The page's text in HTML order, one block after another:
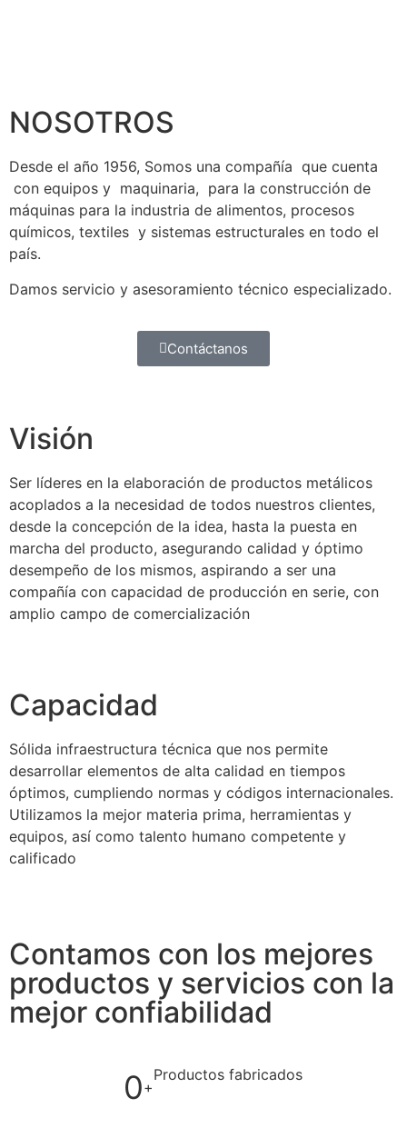
NOSOTROS
Desde el año 1956, Somos una compañía que cuenta
con equipos y maquinaria, para la construcción de
máquinas para la industria de alimentos, procesos
químicos, textiles y sistemas estructurales en todo el
país.
Damos servicio y asesoramiento técnico especializado.
Contáctanos
Visión
Ser líderes en la elaboración de productos metálicos
acoplados a la necesidad de todos nuestros clientes,
desde la concepción de la idea, hasta la puesta en
marcha del producto, asegurando calidad y óptimo
desempeño de los mismos, aspirando a ser una
compañía con capacidad de producción en serie, con
amplio campo de comercialización
Capacidad
Sólida infraestructura técnica que nos permite
desarrollar elementos de alta calidad en tiempos
óptimos, cumpliendo normas y códigos internacionales.
Utilizamos la mejor materia prima, herramientas y
equipos, así como talento humano competente y
calificado
Contamos con los mejores
productos y servicios con la
mejor confiabilidad
0+
Productos fabricados